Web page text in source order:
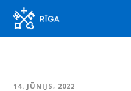
14. JŪNIJS, 2022